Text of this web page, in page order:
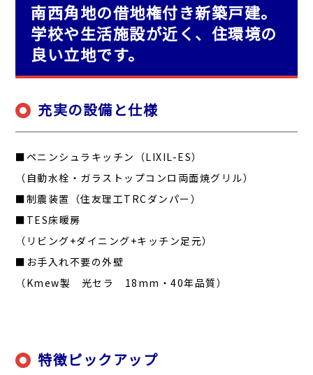
南西角地の借地権付き新築戸建。
学校や生活施設が近く、住環境の
良い立地です。
充実の設備と仕様
■ペニンシュラキッチン（LIXIL-ES）
（自動水栓・ガラストップコンロ両面焼グリル）
■制震装置（住友理工TRCダンパー）
■TES床暖房
（リビング+ダイニング+キッチン足元）
■お手入れ不要の外壁
（Kmew製 光セラ 18mm・40年品質）
特徴ピックアップ